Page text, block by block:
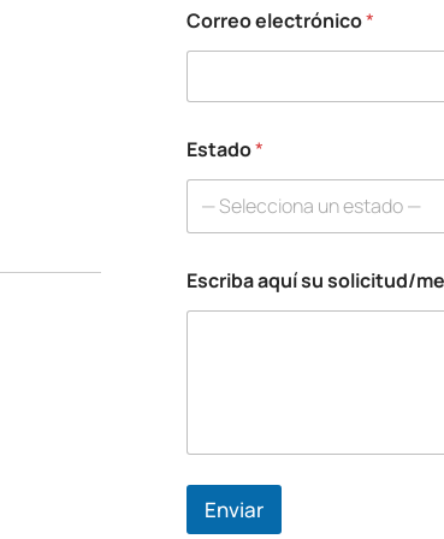
Correo electrónico*
Estado*
— Selecciona un estado —
Escriba aquí su solicitud/
Enviar